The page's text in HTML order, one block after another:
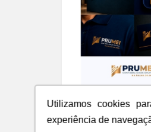
Utilizamos cookies
experiência de
PRUMEI -